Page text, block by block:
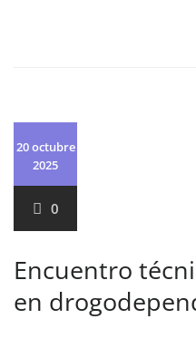
20 octubre
2025
0
Encuentro
en